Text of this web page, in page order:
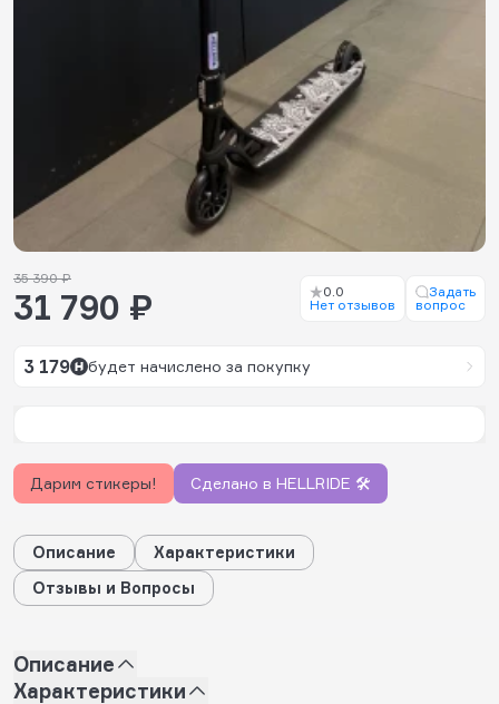
35 390 ₽
31 790 ₽
0.0
Нет отзывов
Задать
вопрос
3 179 будет начислено за покупку
Дарим стикеры! Сделано в HELLRIDE 🛠️
Описание
Характеристики
Отзывы и Вопросы
Описание
Характеристики